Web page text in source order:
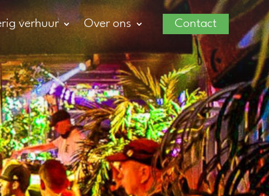
verhuur Over ons Contact